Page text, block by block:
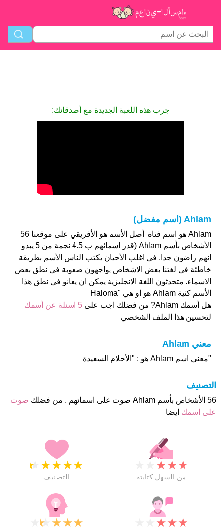
جرب هذه اللعبة الجديدة مع أصدقائك:
Ahlam (اسم مفضل)
Ahlam هو اسم فتاة. أصل الأسم هو الأفريقي على موقعنا 56
الأشخاص بأسم Ahlam (قدر اسمائهم ب 4.5 نجمة من 5 يبدو
انهم راضون جدا. فى اغلب الأحيان يكتب الناس الأسم بطريقة
خاطئة فى لغتنا بعض الاشخاص يواجهون صعوبة فى نطق بعض
الاسماء. متحدثون اللغة الانجليزية يمكن ان يعانو فى نطق هذا
الأسم كنية Ahlam هو او هي "Haloma
هل أسمك Ahlam? من فضلك اجب على
5 اسئلة عن أسمك
لتحسين هذا الملف الشخصي
معني Ahlam
"معني اسم Ahlam هو : "الأحلام السعيدة
التصنيف
56 الأشخاص بأسم Ahlam صوت على اسمائهم . من فضلك
صوت
على اسمك ايضا
★
★
★
★
★
التصنيف
★
★
★
من السهل كتابته
★
★
★
★ ★
★
★